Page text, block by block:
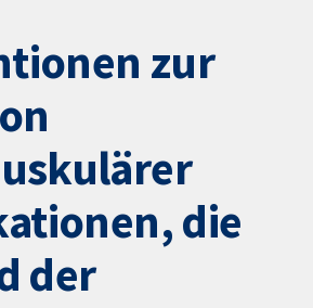
zur
die
der